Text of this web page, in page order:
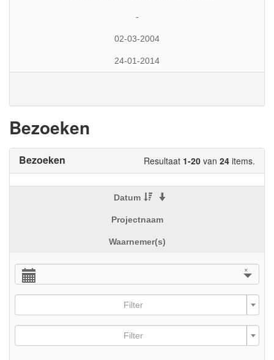
-
02-03-2004
24-01-2014
Bezoeken
Resultaat 1-20 van 24 items.
Bezoeken
Datum
Projectnaam
Waarnemer(s)
×
Filter
Filter